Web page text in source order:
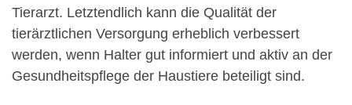
Tierarzt. Letztendlich kann die Qualität der
tierärztlichen Versorgung erheblich verbessert
werden, wenn Halter gut informiert und aktiv an der
Gesundheitspflege der Haustiere beteiligt sind.